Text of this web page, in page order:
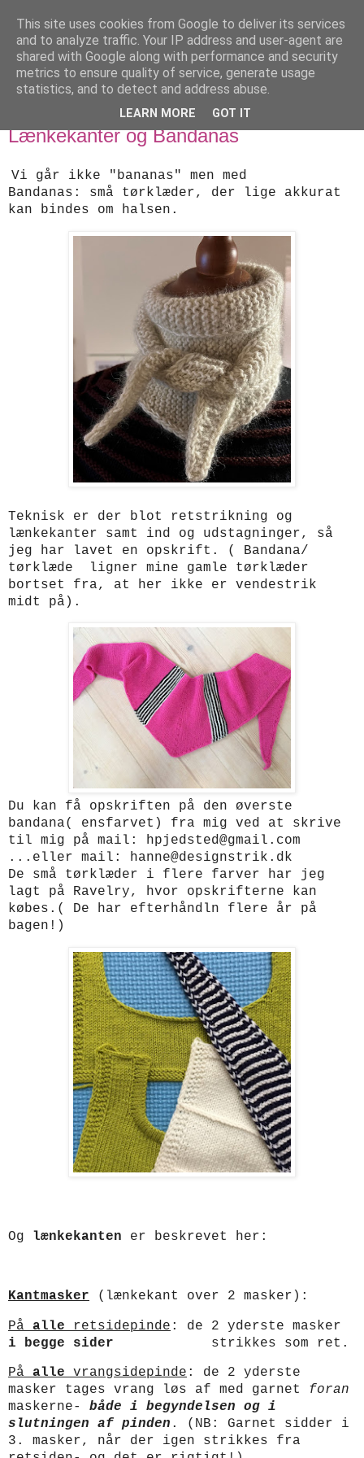
designstrik.dk
.... en side om en yndlingsbeskæftigelse: håndstrik
torsdag den 24. november 2022
Lænkekanter og Bandanas
Vi går ikke "bananas" men med
Bandanas: små tørklæder, der lige akkurat
kan bindes om halsen.
Teknisk er der blot retstrikning og
lænkekanter samt ind og udstagninger, så
jeg har lavet en opskrift. ( Bandana/
tørklæde ligner mine gamle tørklæder
bortset fra, at her ikke er vendestrik
midt på).
Du kan få opskriften på den øverste
bandana( ensfarvet) fra mig ved at skrive
til mig på mail: hpjedsted@gmail.com
...eller mail: hanne@designstrik.dk
De små tørklæder i flere farver har jeg
lagt på Ravelry, hvor opskrifterne kan
købes.( De har efterhåndln flere år på
bagen!)
Og lænkekanten er beskrevet her:
Kantmasker (lænkekant over 2 masker):
På alle retsidepinde : de 2 yderste masker
i begge sider
strikkes som ret.
På alle vrangsidepinde : de 2 yderste
masker tages vrang løs af med garnet foran
maskerne- både i begyndelsen og i
slutningen af pinden . (NB: Garnet sidder i
3. masker, når der igen strikkes fra
This site uses cookies from Google to deliver its services
and to analyze traffic. Your IP address and user-agent are
shared with Google along with performance and security
metrics to ensure quality of service, generate usage
statistics, and to detect and address abuse.
LEARN MORE GOT IT